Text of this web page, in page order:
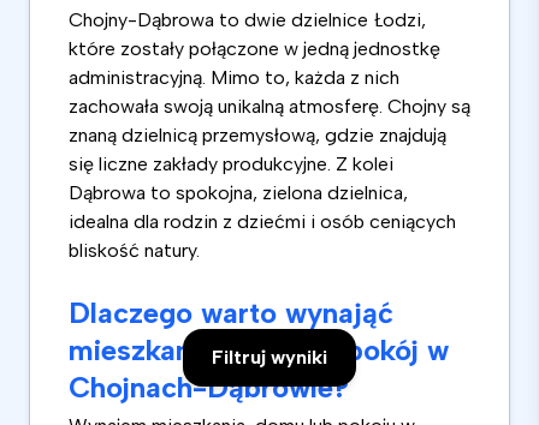
Filtruj wyniki
Chojny-Dąbrowa to dwie dzielnice Łodzi,
które zostały połączone w jedną jednostkę
administracyjną. Mimo to, każda z nich
zachowała swoją unikalną atmosferę. Chojny są
znaną dzielnicą przemysłową, gdzie znajdują
się liczne zakłady produkcyjne. Z kolei
Dąbrowa to spokojna, zielona dzielnica,
idealna dla rodzin z dziećmi i osób ceniących
bliskość natury.
Dlaczego warto wynająć
mieszkanie, dom lub pokój w
Chojnach-Dąbrowie?